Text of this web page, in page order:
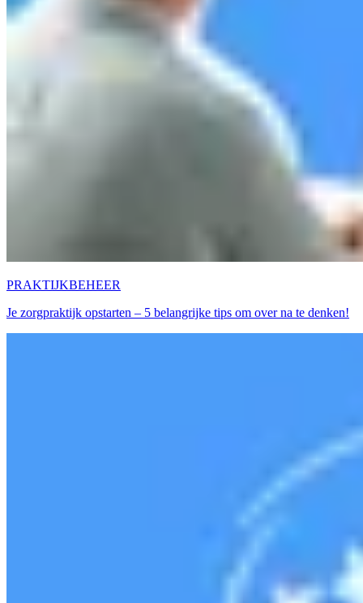
PRAKTIJKBEHEER
Je zorgpraktijk opstarten – 5 belangrijke tips om over na te denken!